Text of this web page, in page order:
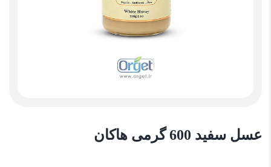
عسل سفید 600 گرمی هاکان